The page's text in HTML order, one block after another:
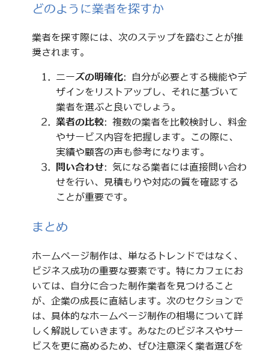
どのように業者を探すか
業者を探す際には、次のステップを踏むことが推
奨されます。
ニーズの明確化: 自分が必要とする機能やデ
ザインをリストアップし、それに基づいて
業者を選ぶと良いでしょう。
業者の比較: 複数の業者を比較検討し、料金
やサービス内容を把握します。この際に、
実績や顧客の声も参考になります。
問い合わせ: 気になる業者には直接問い合わ
せを行い、見積もりや対応の質を確認する
ことが重要です。
まとめ
ホームページ制作は、単なるトレンドではなく、
ビジネス成功の重要な要素です。特にカフェにお
いては、自分に合った制作業者を見つけること
が、企業の成長に直結します。次のセクションで
は、具体的なホームページ制作の相場について詳
しく解説していきます。あなたのビジネスやサー
ビスを更に高めるため、ぜひ注意深く業者選びを